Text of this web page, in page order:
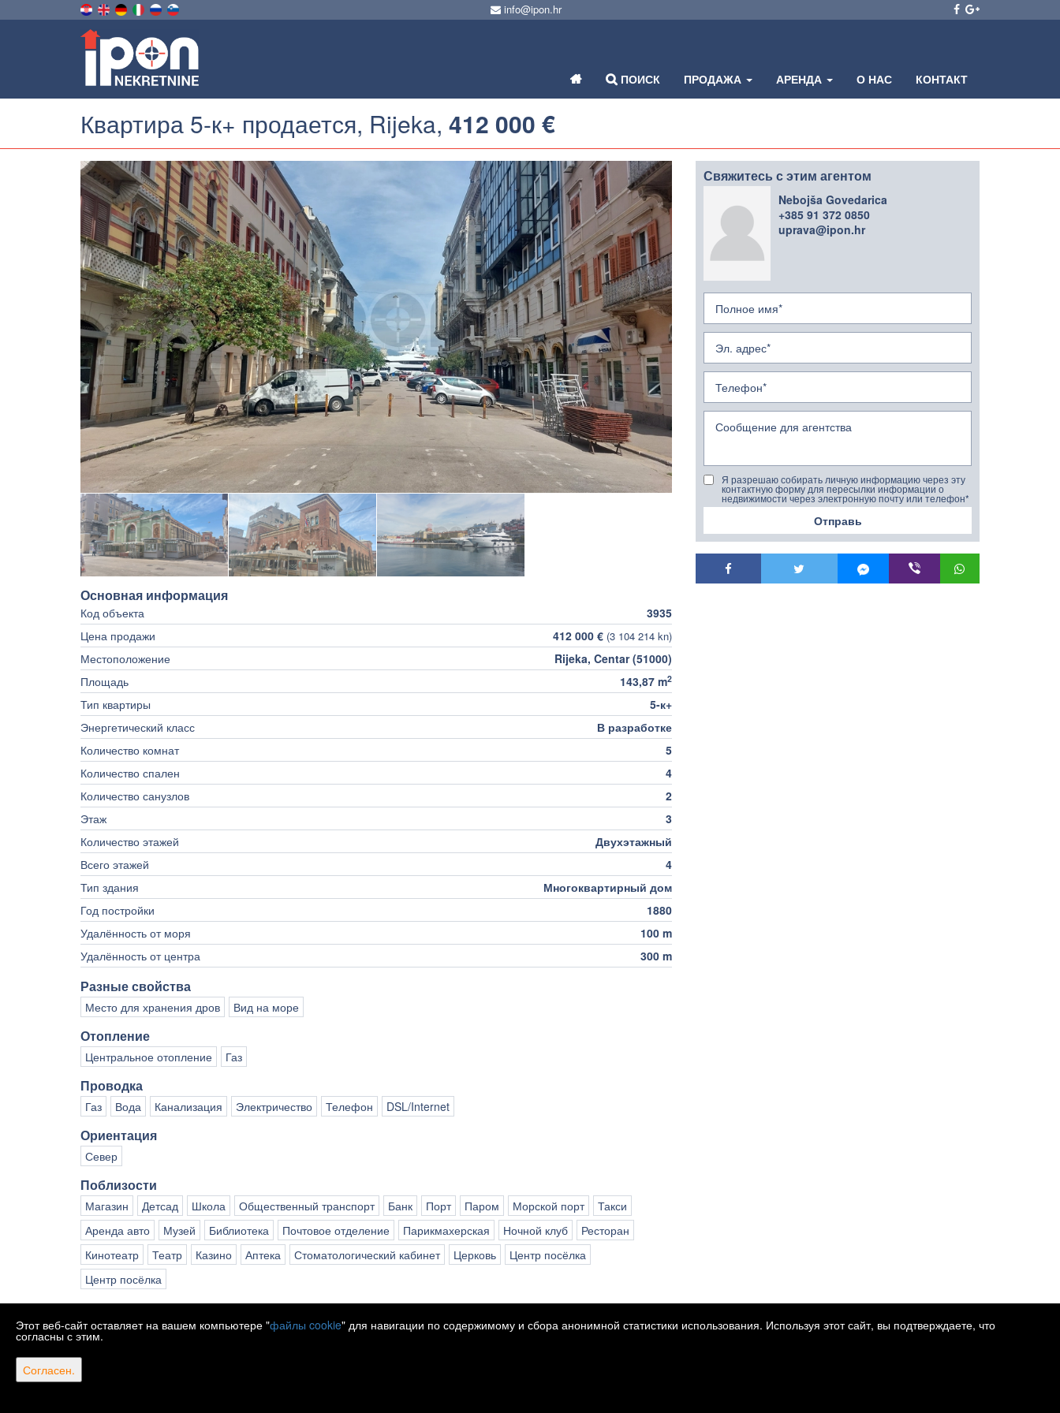
info@ipon.hr
ПОИСК ПРОДАЖА АРЕНДА О НАС КОНТАКТ
Квартира 5-к+ продается, Rijeka, 412 000 €
Основная информация
Код объекта
3935
Цена продажи
412 000 € (3 104 214 kn)
Местоположение
Rijeka, Centar (51000)
Площадь
143,87 m2
Тип квартиры
5-к+
Энергетический класс
В разработке
Количество комнат
5
Количество спален
4
Количество санузлов
2
Этаж
3
Количество этажей
Двухэтажный
Всего этажей
4
Тип здания
Многоквартирный дом
Год постройки
1880
Удалённость от моря
100 m
Удалённость от центра
300 m
Разные свойства
Место для хранения дров Вид на море
Отопление
Центральное отопление Газ
Проводка
Газ Вода Канализация Электричество Телефон DSL/Internet
Ориентация
Север
Поблизости
Магазин Детсад Школа Общественный транспорт Банк Порт Паром Морской порт
Такси
Аренда авто
Музей Библиотека Почтовое отделение Парикмахерская Ночной клуб
Ресторан
Кинотеатр
Театр Казино Аптека Стоматологический кабинет Церковь
Центр посёлка
Центр посёлка
Документация
Свидетельство о праве собственности
Свяжитесь с этим агентом
Nebojša Govedarica
+385 91 372 0850
uprava@ipon.hr
Я разрешаю собирать личную информацию через эту
контактную форму для пересылки информации о
недвижимости через электронную почту или телефон*
Отправь
Этот веб-сайт оставляет на вашем компьютере "файлы cookie" для навигации по содержимому и сбора анонимной статистики использования. Используя этот сайт, вы подтверждаете, что
согласны с этим.
Согласен.